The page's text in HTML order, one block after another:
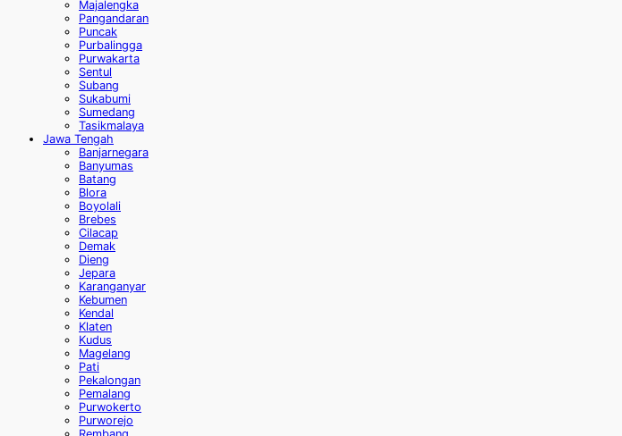
Majalengka
Pangandaran
Puncak
Purbalingga
Purwakarta
Sentul
Subang
Sukabumi
Sumedang
Tasikmalaya
Jawa Tengah
Banjarnegara
Banyumas
Batang
Blora
Boyolali
Brebes
Cilacap
Demak
Dieng
Jepara
Karanganyar
Kebumen
Kendal
Klaten
Kudus
Magelang
Pati
Pekalongan
Pemalang
Purwokerto
Purworejo